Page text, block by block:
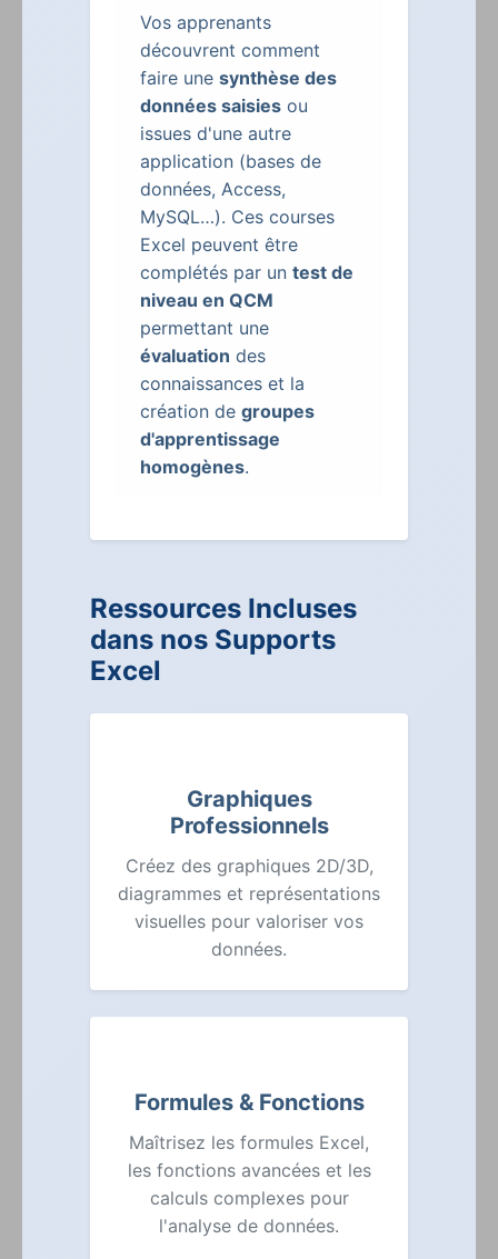
Vos apprenants
découvrent comment
faire une synthèse des
données saisies ou
issues d'une autre
application (bases de
données, Access,
MySQL…). Ces courses
Excel peuvent être
complétés par un test de
niveau en QCM
permettant une
évaluation des
connaissances et la
création de groupes
d'apprentissage
homogènes.
Ressources Incluses
dans nos Supports
Excel
Graphiques
Professionnels
Créez des graphiques 2D/3D,
diagrammes et représentations
visuelles pour valoriser vos
données.
Formules & Fonctions
Maîtrisez les formules Excel,
les fonctions avancées et les
calculs complexes pour
l'analyse de données.